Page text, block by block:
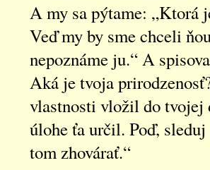
A my sa pýtame: „Ktorá
Veď my by sme chceli
nepoznáme ju.“ A
Aká je tvoja
vlastnosti vložil do tvojej
úlohe ťa určil. Poď,
tom zhovárať.“